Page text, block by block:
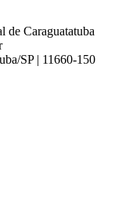
de Caraguatatuba
SP | 11660-150